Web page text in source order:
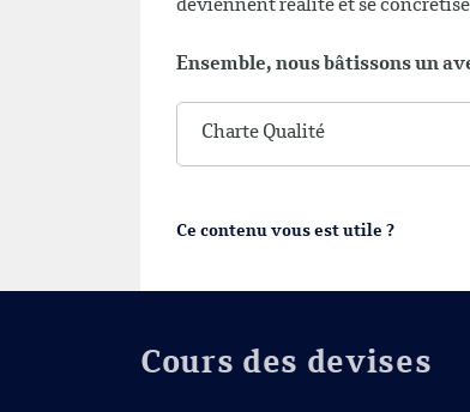
deviennent réalité et se
Ensemble, nous bâtissons un
Charte Qualité
Ce contenu vous est utile ?
Cours des devises